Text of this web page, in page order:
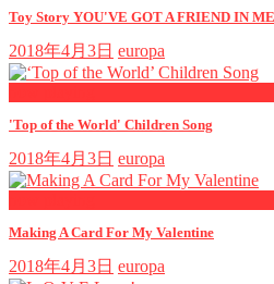
Toy Story YOU'VE GOT A FRIEND IN
2018年4月3日 europa
'Top of the World' Children Song
2018年4月3日 europa
Making A Card For My Valentine
2018年4月3日 europa